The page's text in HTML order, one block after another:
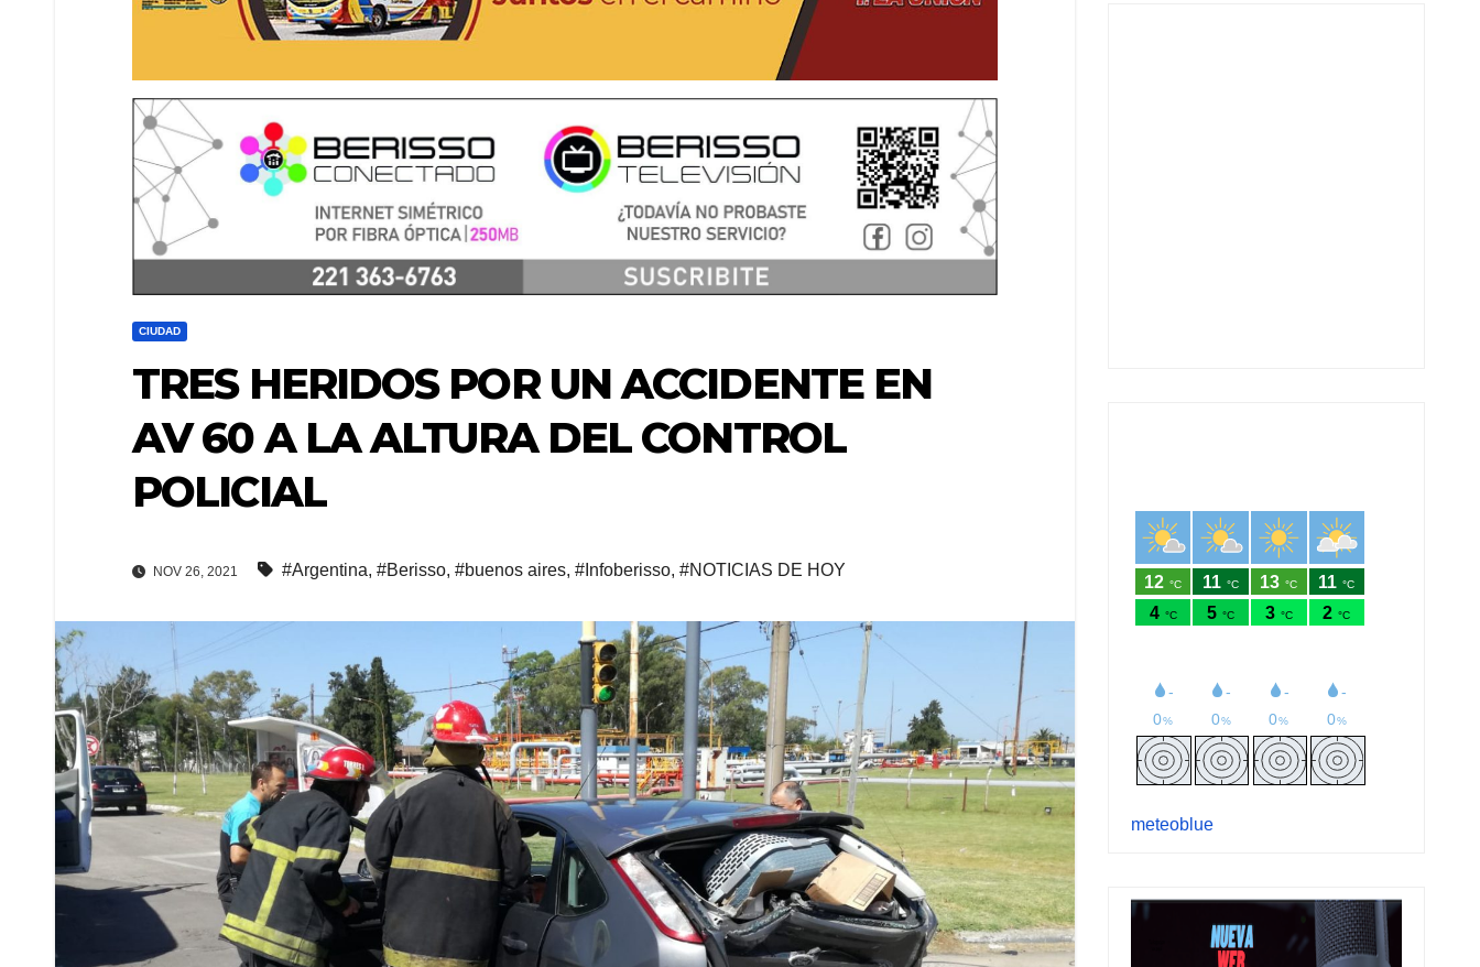
CIUDAD
TRES HERIDOS POR UN ACCIDENTE EN
AV 60 A LA ALTURA DEL CONTROL
POLICIAL
NOV 26, 2021 #Argentina, #Berisso, #buenos aires, #Infoberisso, #NOTICIAS DE HOY
meteoblue